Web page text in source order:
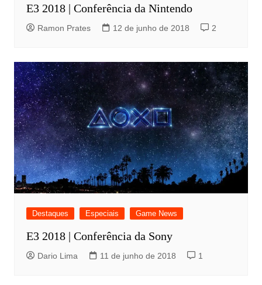
E3 2018 | Conferência da Nintendo
Ramon Prates 12 de junho de 2018 2
Destaques Especiais Game News
E3 2018 | Conferência da Sony
Dario Lima 11 de junho de 2018 1